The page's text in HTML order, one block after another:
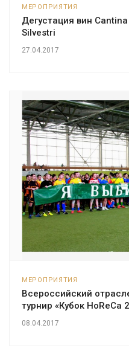
МЕРОПРИЯТИЯ
Дегустация вин
Silvestri
27.04.2017
МЕРОПРИЯТИЯ
Всероссийский
турнир «Кубок HoReCa
08.04.2017